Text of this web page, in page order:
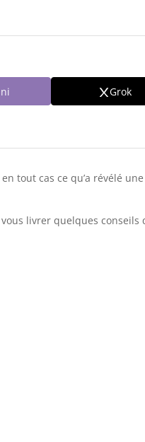
Grok
tout cas ce qu’a révélé
livrer quelques